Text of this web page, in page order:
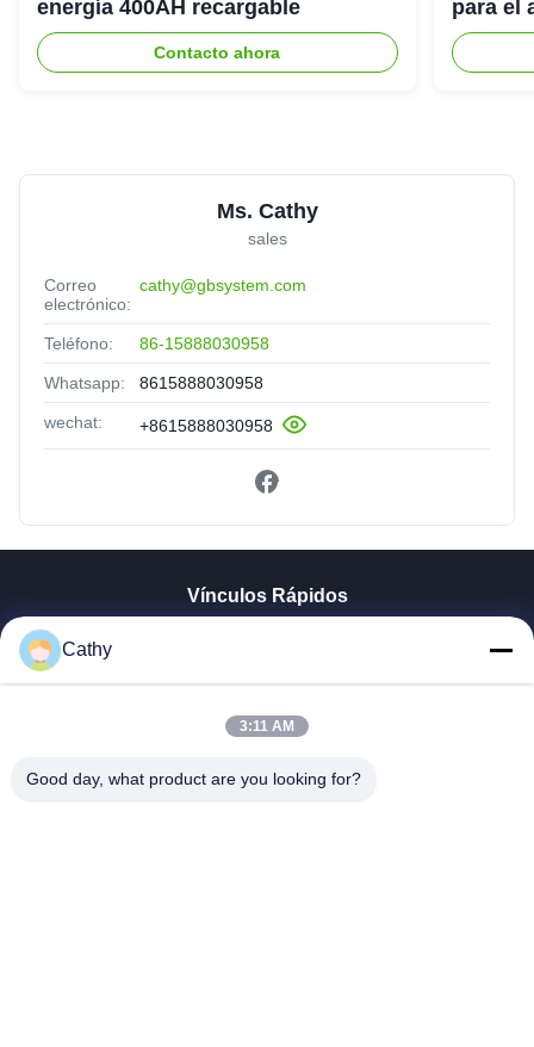
energía 400AH recargable
Contacto ahora
para el
del
Ms. Cathy
sales
Correo
electrónico:
cathy@gbsystem.com
Teléfono: 86-15888030958
Whatsapp: 8615888030958
wechat: +8615888030958
Vínculos Rápidos
Espectáculo VR
Recorrido Por La Fábrica
Cathy
3:11 AM
Good day, what product are you looking for?